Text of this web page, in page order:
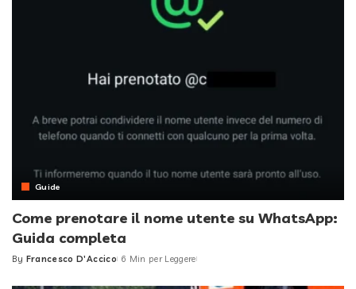
Guide
Come prenotare il nome utente su WhatsApp:
Guida completa
Posted
By Francesco D'Accico 6 Min per Leggere